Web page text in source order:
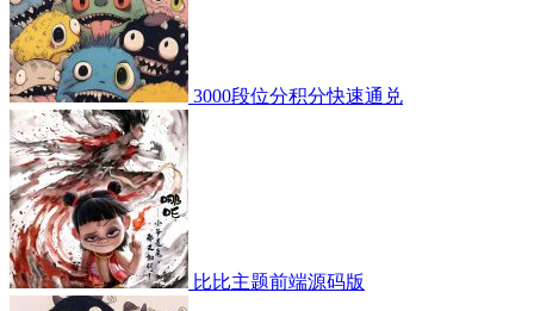
3000段位分积分快速通兑
比比主题前端源码版